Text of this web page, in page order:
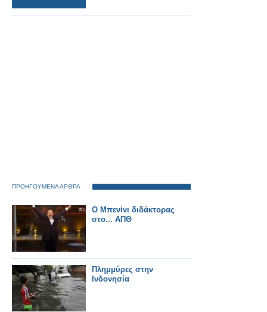
ΠΡΟΗΓΟΥΜΕΝΑ ΑΡΘΡΑ
O Mπενίνι διδάκτορας
στο... ΑΠΘ
Πλημμύρες στην
Ινδονησία